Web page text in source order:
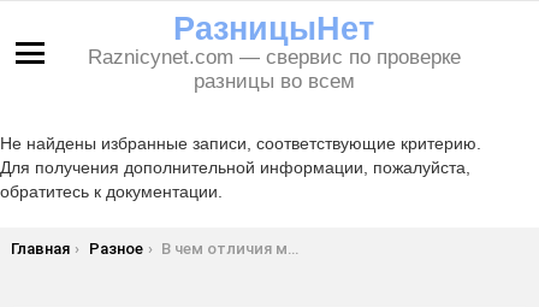
РазницыНет
Raznicynet.com — свервис по проверке
разницы во всем
Не найдены избранные записи, соответствующие критерию.
Для получения дополнительной информации, пожалуйста,
обратитесь к документации.
Вы здесь:
Главная Разное В чем отличия между иудаизмом и христианством, кратко о разнице религий